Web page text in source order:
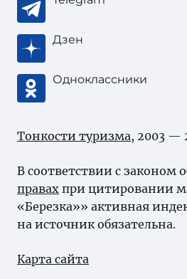
Дзен
Одноклассники
Тонкости туризма, 2003 —
В соответствии с законом
правах при цитировании
«Березка»» активная
на источник обязательна.
Карта сайта